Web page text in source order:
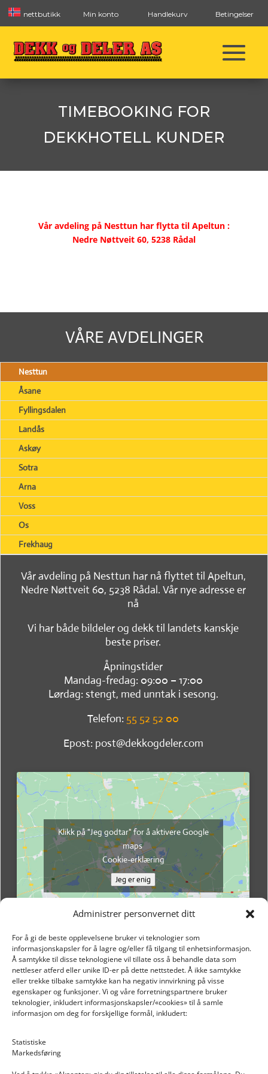
Administrer personvernet ditt
For å gi de beste opplevelsene bruker vi teknologier som
informasjonskapsler for å lagre og/eller få tilgang til enhetsinformasjon.
Å samtykke til disse teknologiene vil tillate oss å behandle data som
nettleser atferd eller unike ID-er på dette nettstedet. Å ikke samtykke
eller trekke tilbake samtykke kan ha negativ innvirkning på visse
egenskaper og funksjoner. Vi og våre forretningspartnere bruker
teknologier, inkludert informasjonskapsler/«cookies» til å samle
informasjon om deg for forskjellige formål, inkludert:
Statistiske
Markedsføring
nettbutikk Min konto Handlekurv Betingelser
TIMEBOOKING FOR
DEKKHOTELL KUNDER
Vår avdeling på Nesttun har flytta til Apeltun :
Nedre Nøttveit 60, 5238 Rådal
VÅRE AVDELINGER
Nesttun
Åsane
Fyllingsdalen
Landås
Askøy
Sotra
Arna
Voss
Os
Frekhaug
Vår avdeling på Nesttun har nå flyttet til Apeltun,
Nedre Nøttveit 60, 5238 Rådal. Vår nye adresse er
nå
Vi har både bildeler og dekk til landets kanskje
beste priser.
Åpningstider
Mandag-fredag: 09:00 – 17:00
Lørdag: stengt, med unntak i sesong.
Telefon: 55 52 52 00
Epost: post@dekkogdeler.com
Klikk på "Jeg godtar" for å aktivere Google
maps
Cookie-erklæring
Jeg er enig